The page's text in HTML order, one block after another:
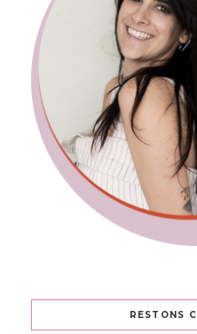
RESTONS